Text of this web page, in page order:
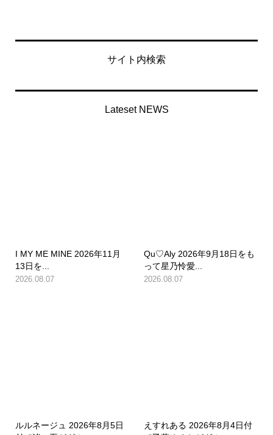
サイト内検索
Lateset NEWS
I MY ME MINE 2026年11月
13日を...
2026.08.07
Qu♡Aly 2026年9月18日をも
って星乃怜愛...
2026.08.07
ルルネージュ 2026年8月5日
えすれある 2026年8月4日付